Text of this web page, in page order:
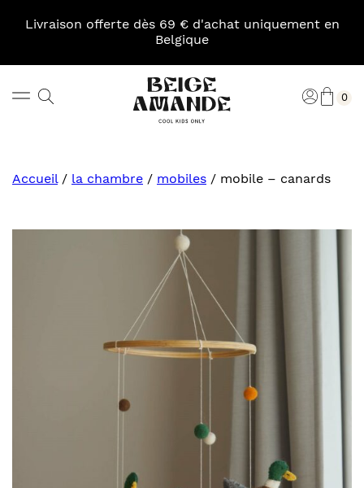
Livraison offerte dès 69 € d'achat uniquement en
Belgique
Rechercher 0
Accueil/ la chambre / mobiles / mobile – canards